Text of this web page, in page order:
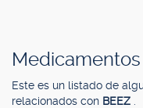
Este es un listado de
relacionados con BEEZ